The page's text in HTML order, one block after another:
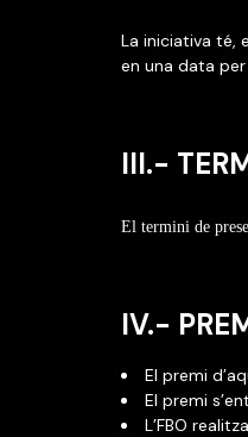
La iniciativa té,
en una data
III.-
El termini de
IV.-
El premi
El premi
L’FBO